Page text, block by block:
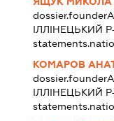
ІЛЛІНЕЦЬКИЙ
КОМАРОВ
ІЛЛІНЕЦЬКИЙ